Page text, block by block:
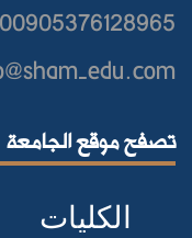
00905376128965
edu.com
تصفح موقع الجامعة
الكليات